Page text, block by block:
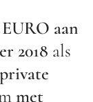
aan
2018 als
private
met